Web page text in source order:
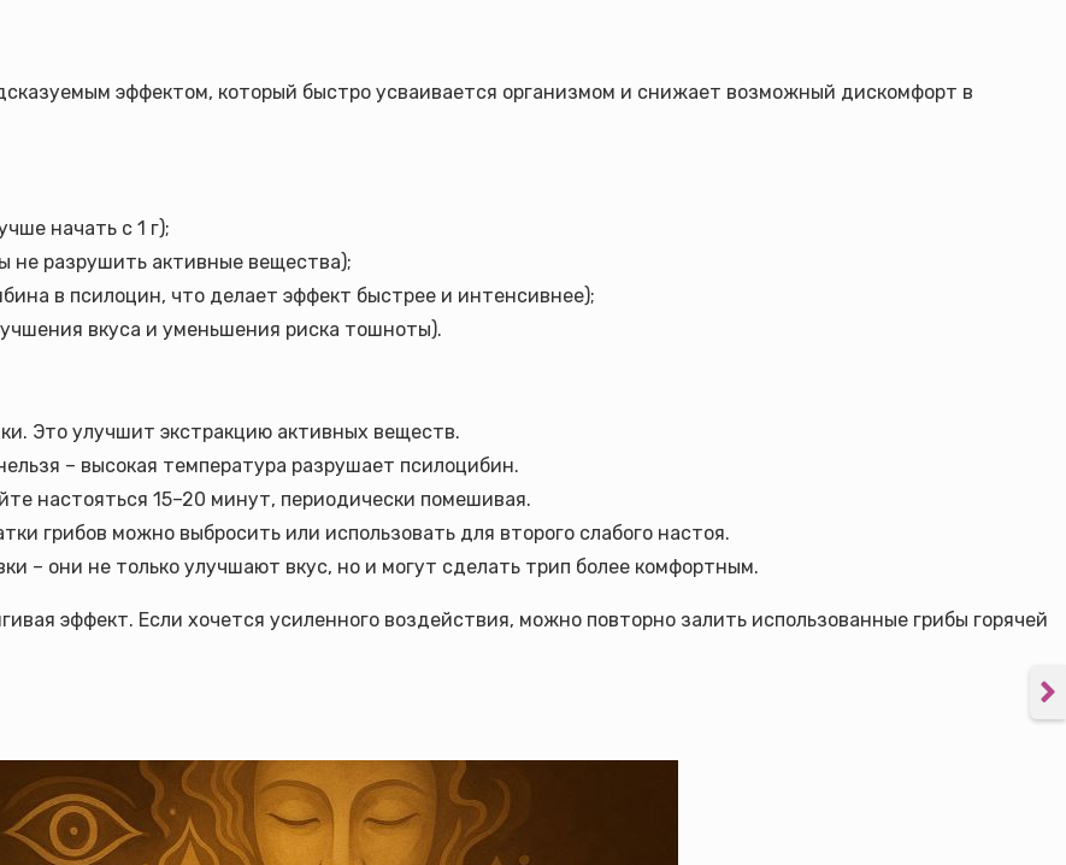
эффектом, который быстро усваивается организмом и снижает возможный дискомфорт в
начать с 1 г);
не разрушить активные вещества);
в псилоцин, что делает эффект быстрее и интенсивнее);
вкуса и уменьшения риска тошноты).
Это улучшит экстракцию активных веществ.
– высокая температура разрушает псилоцибин.
настояться 15–20 минут, периодически помешивая.
грибов можно выбросить или использовать для второго слабого настоя.
– они не только улучшают вкус, но и могут сделать трип более комфортным.
эффект. Если хочется усиленного воздействия, можно повторно залить использованные грибы горячей